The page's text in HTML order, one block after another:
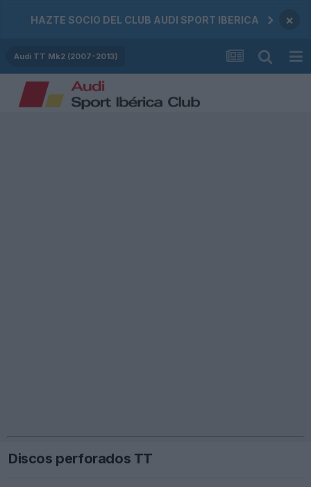
HAZTE SOCIO DEL CLUB AUDI SPORT IBERICA ×
Audi TT Mk2 (2007-2013)
Discos perforados TT